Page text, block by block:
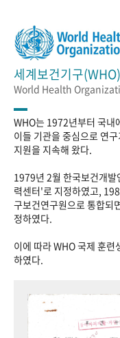
세계보건기구(WHO)
World Health
WHO는 1972년부터 국내
이들 기관을 중심으로 연
지원을 지속해 왔다.
1979년 2월 한국보건개발
력센터'로 지정하였고,
구보건연구원으로 통합되
정하였다.
이에 따라 WHO 국제 훈
하였다.